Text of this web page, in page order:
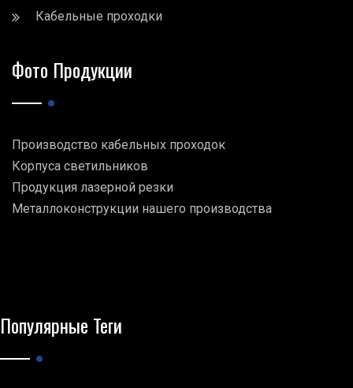
Кабельные проходки
Фото Продукции
Производство кабельных проходок
Корпуса светильников
Продукция лазерной резки
Металлоконструкции нашего производства
Популярные Теги